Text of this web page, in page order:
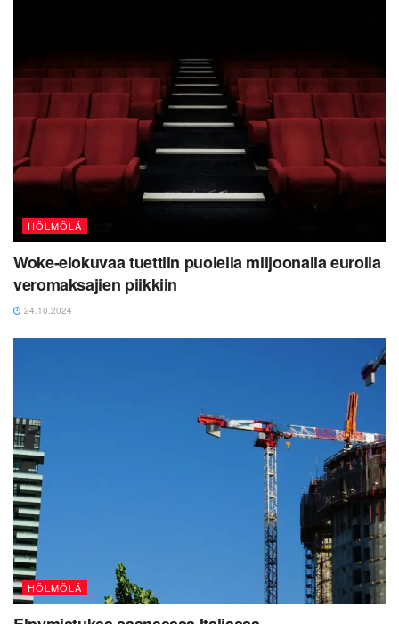
HÖLMÖLÄ
Woke-elokuvaa tuettiin puolella miljoonalla eurolla
veromaksajien piikkiin
24.10.2024
HÖLMÖLÄ